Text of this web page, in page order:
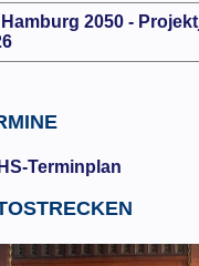
Hamburg 2050 -
Terminplan